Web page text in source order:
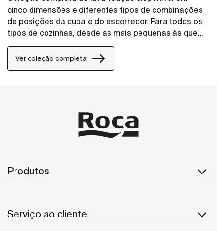
cinco dimensões e diferentes tipos de combinações
de posições da cuba e do escorredor. Para todos os
tipos de cozinhas, desde as mais pequenas às que
dispõe de espaço.
Ver coleção completa
Produtos
Serviço ao cliente